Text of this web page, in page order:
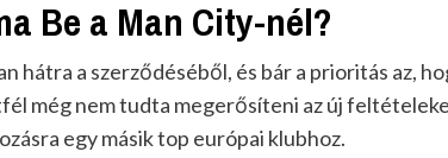
Be a Man City-nél?
hátra a szerződéséből, és bár a prioritás az,
még nem tudta megerősíteni az új
egy másik top európai klubhoz.